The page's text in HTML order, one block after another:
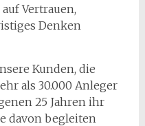
Vertrauen,
Denken
Kunden, die
als 30.000 Anleger
25 Jahren ihr
davon begleiten